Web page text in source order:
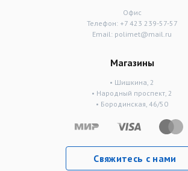
Офис
Телефон: +7 423 239-57-57
Email: polimet@mail.ru
Магазины
• Шишкина, 2
• Народный проспект, 2
• Бородинская, 46/50
Свяжитесь с нами